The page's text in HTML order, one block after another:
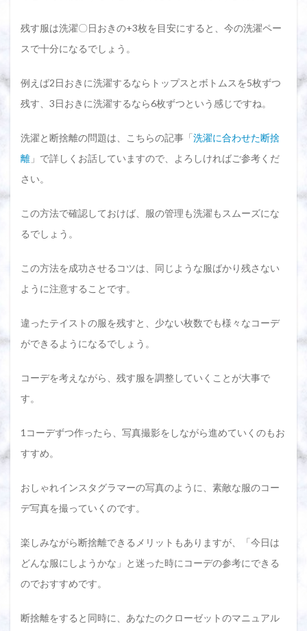
残す服は洗濯〇日おきの+3枚を目安にすると、今の洗濯ペー
スで十分になるでしょう。
例えば2日おきに洗濯するならトップスとボトムスを5枚ずつ
残す、3日おきに洗濯するなら6枚ずつという感じですね。
洗濯と断捨離の問題は、こちらの記事「洗濯に合わせた断捨
離 」で詳しくお話していますので、よろしければご参考くだ
さい。
この方法で確認しておけば、服の管理も洗濯もスムーズにな
るでしょう。
この方法を成功させるコツは、同じような服ばかり残さない
ように注意することです。
違ったテイストの服を残すと、少ない枚数でも様々なコーデ
ができるようになるでしょう。
コーデを考えながら、残す服を調整していくことが大事で
す。
1コーデずつ作ったら、写真撮影をしながら進めていくのもお
すすめ。
おしゃれインスタグラマーの写真のように、素敵な服のコー
デ写真を撮っていくのです。
楽しみながら断捨離できるメリットもありますが、「今日は
どんな服にしようかな」と迷った時にコーデの参考にできる
のでおすすめです。
断捨離をすると同時に、あなたのクローゼットのマニュアル